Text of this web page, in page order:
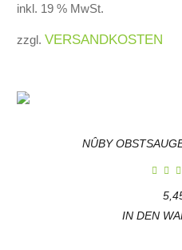
inkl. 19 % MwSt.
zzgl.VERSANDKOSTEN
NÛBY
IN DEN